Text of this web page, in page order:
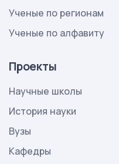
Ученые по регионам
Ученые по алфавиту
Проекты
Научные школы
История науки
Вузы
Кафедры